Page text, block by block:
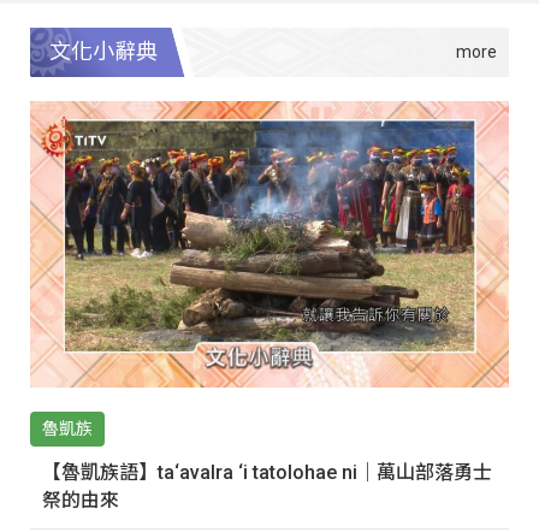
文化小辭典
魯凱族
【魯凱族語】ta‘avalra ‘i tatolohae ni｜萬山部落勇士
祭的由來